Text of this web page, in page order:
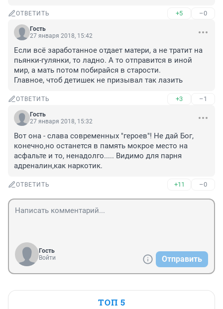
ОТВЕТИТЬ +5 –0
Гость
27 января 2018, 15:42
Если всё заработанное отдает матери, а не тратит на
пьянки-гулянки, то ладно. А то отправится в иной
мир, а мать потом побирайся в старости.
Главное, чтоб детишек не призывал так лазить
ОТВЕТИТЬ +3 –1
Гость
27 января 2018, 15:32
Вот она - слава современных "героев"! Не дай Бог,
конечно,но останется в память мокрое место на
асфальте и то, ненадолго..... Видимо для парня
адреналин,как наркотик.
ОТВЕТИТЬ +11 –0
Гость
Войти
Отправить
ТОП 5